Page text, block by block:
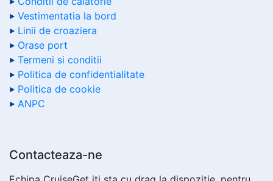
Vestimentatia la bord
Linii de croaziera
Orase port
Termeni si conditii
Politica de confidentialitate
Politica de cookie
ANPC
Contacteaza-ne